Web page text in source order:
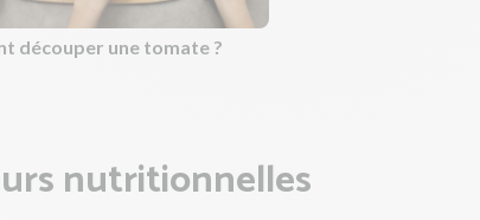
découper une tomate ?
nutritionnelles